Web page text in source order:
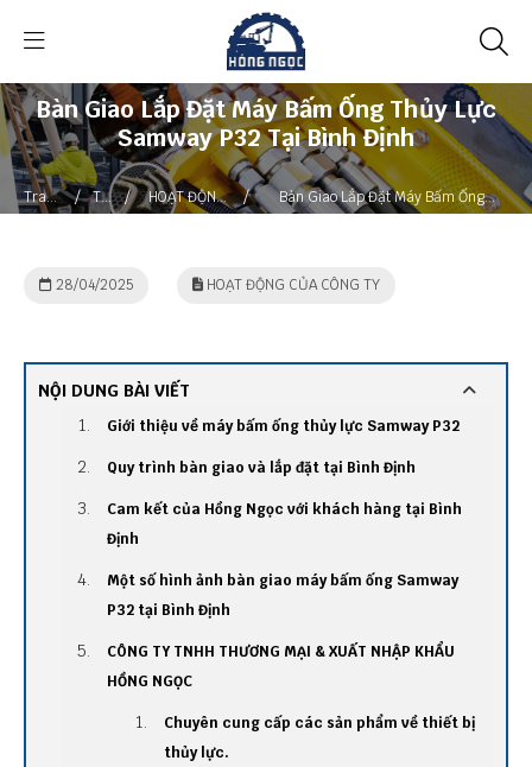
Bàn Giao Lắp Đặt Máy Bấm Ống Thủy Lực
Samway P32 Tại Bình Định
Trang / Tin / HOẠT ĐỘNG
TY
/ Bàn Giao Lắp Đặt Máy Bấm Ống
28/04/2025 HOẠT ĐỘNG CỦA CÔNG TY
NỘI DUNG BÀI VIẾT
Giới thiệu về máy bấm ống thủy lực Samway P32
Quy trình bàn giao và lắp đặt tại Bình Định
Cam kết của Hồng Ngọc với khách hàng tại Bình
Định
Một số hình ảnh bàn giao máy bấm ống Samway
P32 tại Bình Định
CÔNG TY TNHH THƯƠNG MẠI & XUẤT NHẬP KHẨU
HỒNG NGỌC
Chuyên cung cấp các sản phẩm về thiết bị
thủy lực.